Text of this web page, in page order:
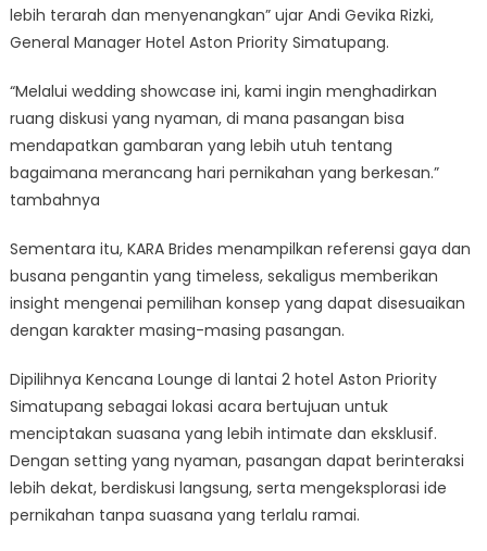
lebih terarah dan menyenangkan” ujar Andi Gevika Rizki,
General Manager Hotel Aston Priority Simatupang.
“Melalui wedding showcase ini, kami ingin menghadirkan
ruang diskusi yang nyaman, di mana pasangan bisa
mendapatkan gambaran yang lebih utuh tentang
bagaimana merancang hari pernikahan yang berkesan.”
tambahnya
Sementara itu, KARA Brides menampilkan referensi gaya dan
busana pengantin yang timeless, sekaligus memberikan
insight mengenai pemilihan konsep yang dapat disesuaikan
dengan karakter masing-masing pasangan.
Dipilihnya Kencana Lounge di lantai 2 hotel Aston Priority
Simatupang sebagai lokasi acara bertujuan untuk
menciptakan suasana yang lebih intimate dan eksklusif.
Dengan setting yang nyaman, pasangan dapat berinteraksi
lebih dekat, berdiskusi langsung, serta mengeksplorasi ide
pernikahan tanpa suasana yang terlalu ramai.